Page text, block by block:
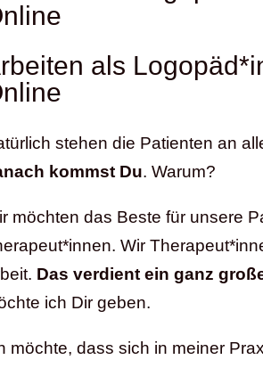
als
stehen die Patienten an
kommst Du. Warum?
möchten das Beste für unsere
Wir
Das verdient ein ganz
ich Dir geben.
möchte, dass sich in meiner